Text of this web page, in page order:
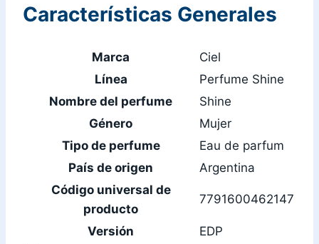
Características Generales
Marca
Ciel
Línea
Perfume Shine
Nombre del perfume
Shine
Género
Mujer
Tipo de perfume
Eau de parfum
País de origen
Argentina
Código universal de
producto
7791600462147
Versión EDP